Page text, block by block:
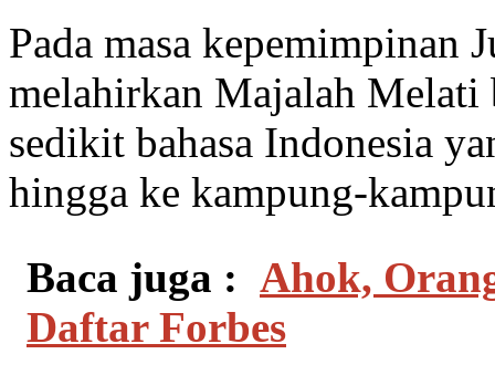
Pada masa kepemimpinan
melahirkan Majalah Melati
sedikit bahasa Indonesia
hingga ke kampung-
Baca juga : Ahok,
Daftar Forbes